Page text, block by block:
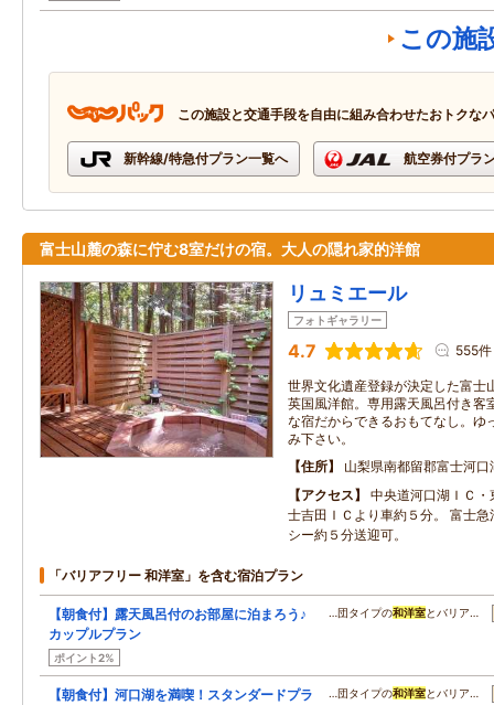
この施
この施設と交通手段を自由に組み合わせたおトクな
新幹線/特急付プラン一覧へ 航空券付プラ
富士山麓の森に佇む8室だけの宿。大人の隠れ家的洋館
リュミエール
フォトギャラリー
4.7 555件
世界文化遺産登録が決定した富士
英国風洋館。専用露天風呂付き客
な宿だからできるおもてなし。ゆ
み下さい。
住所
山梨県南都留郡富士河口
アクセス
中央道河口湖ＩＣ
士吉田ＩＣより車約５分。 富士
シー約５分送迎可。
「バリアフリー 和洋室」を含む宿泊プラン
【朝食付】露天風呂付のお部屋に泊まろう♪
カップルプラン
ポイント2%
…団タイプの和洋室とバリア…
【朝食付】河口湖を満喫！スタンダードプラ
…団タイプの和洋室とバリア…